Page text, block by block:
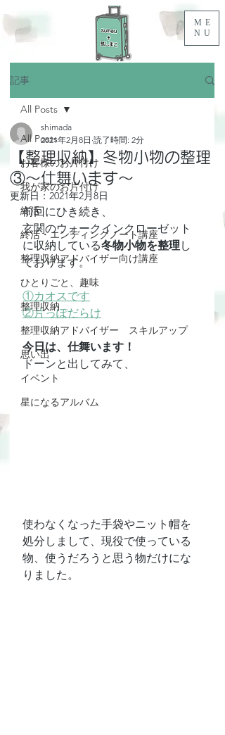
ME
NU
記事
All Posts
お客様のお片付け
我が家のお片付け
終活
終活・エンディングノート講座
整理収納アドバイザー向け講座
ひとりごと、趣味
整理収納
整理収納アドバイザー スキルアップ
思い出
イベント
星になるアルバム
All Posts
【整理収納】冬物小物の整理
③～仕舞います～
shimada
2021年2月8日 読了時間: 2分
更新日： 2021年2月8日
前回にひき続き、
玄関のウォークインクローゼット
に収納している冬物小物を整理 し
ております。
①カオスです
②片っぽだらけ
今日は、仕舞います！
ドーンと出してみて、
使わなくなった手袋やニット帽を
処分しまして、現役で使っている
物、使うだろうと思う物だけにな
りました。